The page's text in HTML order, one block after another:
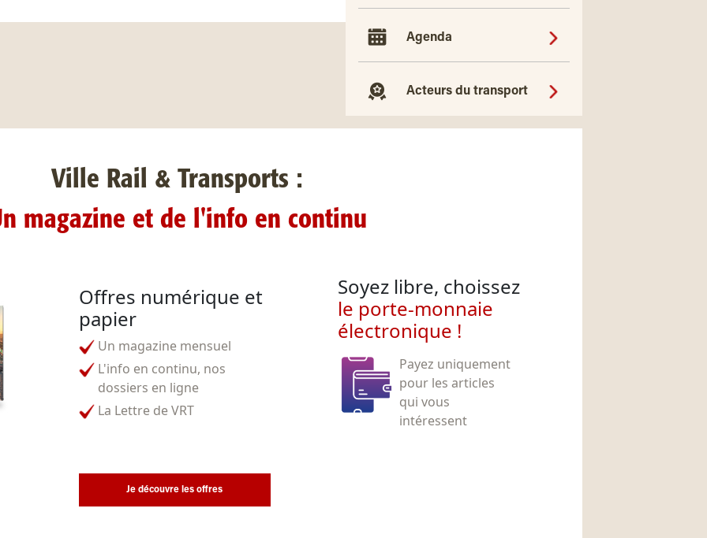
Agenda
Acteurs du transport
Ville Rail & Transports :
magazine et de l'info en continu
Offres numérique et
papier
Un magazine mensuel
L'info en continu, nos
dossiers en ligne
La Lettre de VRT
Soyez libre, choissez
le porte-monnaie
électronique !
Payez uniquement
pour les articles
qui vous
intéressent
Je découvre les offres